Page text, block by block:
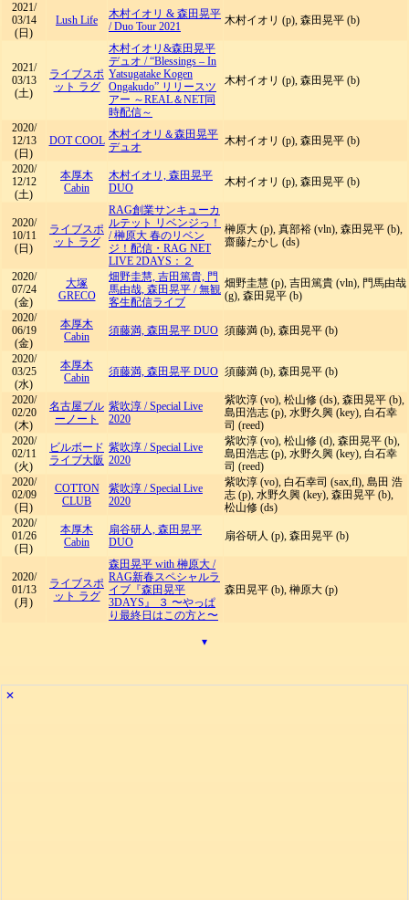
2021/
03/14
(日)
Lush Life
木村イオリ & 森田晃平
/Duo Tour 2021 木村イオリ (p), 森田晃平 (b)
2021/
03/13
(土)
ライブスポ
ット ラグ
木村イオリ&森田晃平
デュオ /“Blessings – In
Yatsugatake Kogen
Ongakudo” リリースツ
アー ～REAL＆NET同
時配信～
木村イオリ (p), 森田晃平 (b)
2020/
12/13
(日)
DOT COOL 木村イオリ＆森田晃平
デュオ
木村イオリ (p), 森田晃平 (b)
2020/
12/12
(土)
本厚木
Cabin
木村イオリ, 森田晃平
DUO
木村イオリ (p), 森田晃平 (b)
2020/
10/11
(日)
ライブスポ
ット ラグ
RAG創業サンキューカ
ルテット リベンジっ！
/榊原大 春のリベン
ジ！配信・RAG NET
LIVE 2DAYS：２
榊原大 (p), 真部裕 (vln), 森田晃平 (b),
齋藤たかし (ds)
2020/
07/24
(金)
大塚
GRECO
畑野圭慧, 吉田篤貴, 門
馬由哉, 森田晃平 /無観
客生配信ライブ
畑野圭慧 (p), 吉田篤貴 (vln), 門馬由哉
(g), 森田晃平 (b)
2020/
06/19
(金)
本厚木
Cabin
須藤満, 森田晃平 DUO 須藤満 (b), 森田晃平 (b)
2020/
03/25
(水)
本厚木
Cabin
須藤満, 森田晃平 DUO 須藤満 (b), 森田晃平 (b)
2020/
02/20
(木)
名古屋ブル
ーノート
紫吹淳 /Special Live
2020
紫吹淳 (vo), 松山修 (ds), 森田晃平 (b),
島田浩志 (p), 水野久興 (key), 白石幸
司 (reed)
2020/
02/11
(火)
ビルボード
ライブ大阪
紫吹淳 /Special Live
2020
紫吹淳 (vo), 松山修 (d), 森田晃平 (b),
島田浩志 (p), 水野久興 (key), 白石幸
司 (reed)
2020/
02/09
(日)
COTTON
CLUB
紫吹淳 /Special Live
2020
紫吹淳 (vo), 白石幸司 (sax,fl), 島田 浩
志 (p), 水野久興 (key), 森田晃平 (b),
松山修 (ds)
2020/
01/26
(日)
本厚木
Cabin
扇谷研人, 森田晃平
DUO
扇谷研人 (p), 森田晃平 (b)
2020/
01/13
(月)
ライブスポ
ット ラグ
森田晃平 with 榊原大 /
RAG新春スペシャルラ
イブ『森田晃平
3DAYS』 ３ 〜やっぱ
り最終日はこの方と〜
森田晃平 (b), 榊原大 (p)
▾
✕